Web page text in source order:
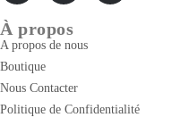
À propos
A propos de nous
Boutique
Nous Contacter
Politique de Confidentialité